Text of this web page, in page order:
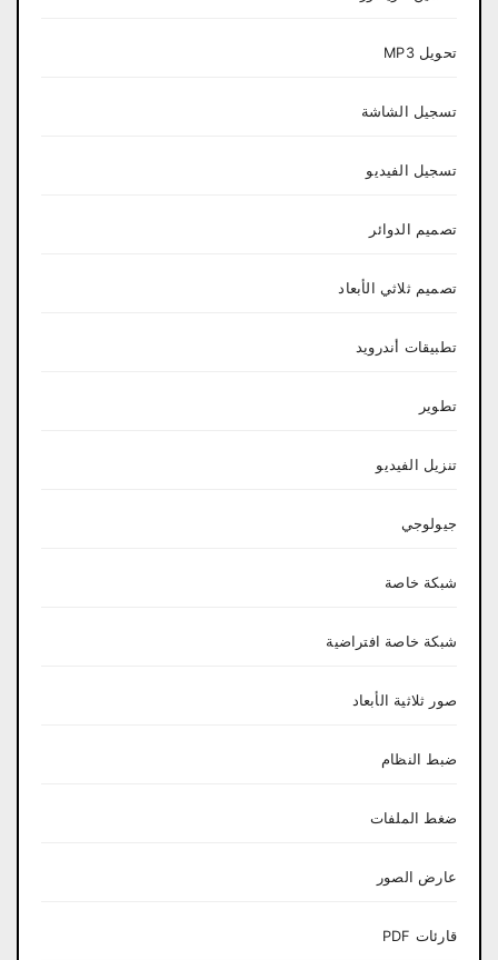
تحويل MP3
تسجيل الشاشة
تسجيل الفيديو
تصميم الدوائر
تصميم ثلاثي الأبعاد
تطبيقات أندرويد
تطوير
تنزيل الفيديو
جيولوجي
شبكة خاصة
شبكة خاصة افتراضية
صور ثلاثية الأبعاد
ضبط النظام
ضغط الملفات
عارض الصور
قارئات PDF